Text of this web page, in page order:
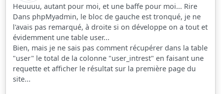
Heuuuu, autant pour moi, et une baffe pour moi... Rire
Dans phpMyadmin, le bloc de gauche est tronqué, je ne
l'avais pas remarqué, à droite si on développe on a tout et
évidemment une table user...
Bien, mais je ne sais pas comment récupérer dans la table
"user" le total de la colonne "user_intrest" en faisant une
requette et afficher le résultat sur la première page du
site...